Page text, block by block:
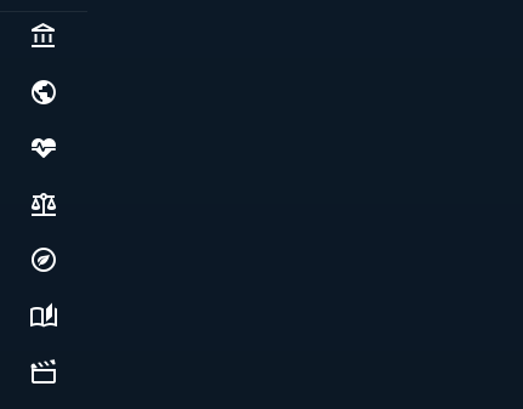
Politics & institutions
Society, justice & freedoms
Economy, environment & technology
Science, history & spirituality
Culture, media & entertainment